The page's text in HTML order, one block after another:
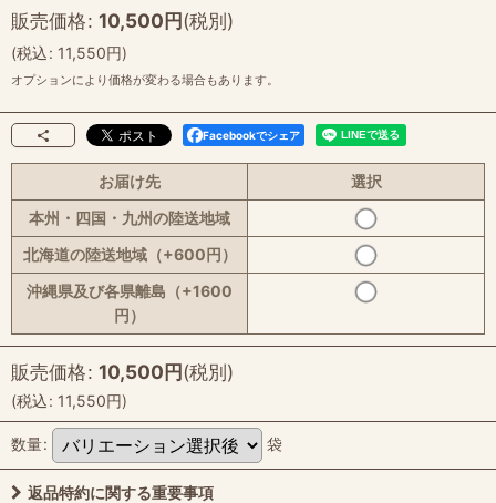
販売価格: 10,500円(税別)
(税込: 11,550円)
オプションにより価格が変わる場合もあります。
Facebookでシェア
お届け先
選択
本州・四国・九州の陸送地域
北海道の陸送地域（+600円）
沖縄県及び各県離島（+1600
円）
販売価格: 10,500円(税別)
(税込: 11,550円)
数量: 袋
返品特約に関する重要事項